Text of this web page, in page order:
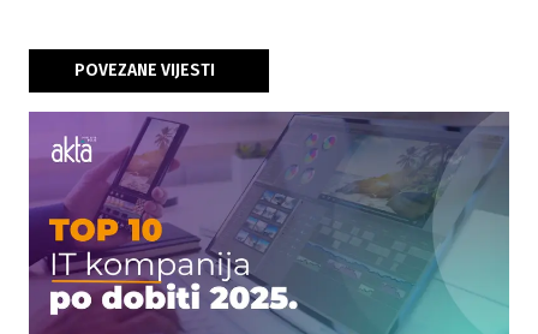
POVEZANE VIJESTI